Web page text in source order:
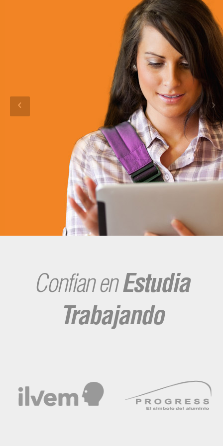
DIAN
Ofrecemos a los estudiantes cursos para
contribuir en su formación en un mundo
laboral cada día más exigente.
Registrate como Estudiante
Confian enEstudia
Trabajando